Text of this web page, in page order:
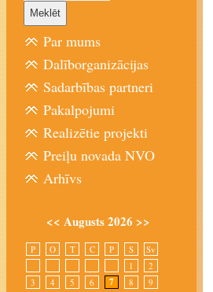
Par mums
Dalīborganizācijas
Sadarbības partneri
Pakalpojumi
Realizētie projekti
Preiļu novada NVO
Arhīvs
<< Augusts 2026 >>
P O T C P S
Sv
1
2
3
4 5 6 7 8
9